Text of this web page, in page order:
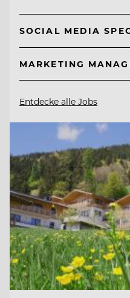
SOCIAL MEDIA
MARKETING
Entdecke alle Jobs